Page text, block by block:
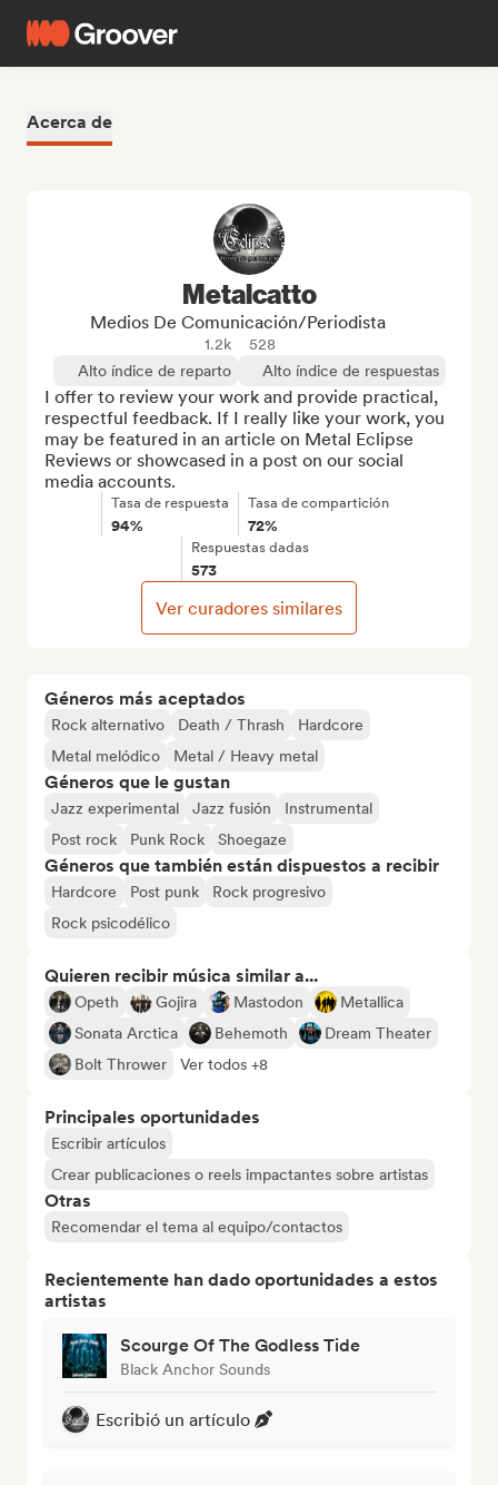
Acerca de
Géneros más aceptados
Rock alternativo Death / Thrash
Hardcore
Metal melódico
Metal / Heavy metal
Géneros que le gustan
Jazz experimental Jazz fusión
Instrumental
Post rock
Punk Rock Shoegaze
Géneros que también están dispuestos a recibir
Hardcore Post punk
Rock progresivo
Rock psicodélico
Quieren recibir música similar a...
Opeth Gojira Mastodon
Metallica
Sonata Arctica
Behemoth
Dream Theater
Bolt Thrower
Ver todos +8
Principales oportunidades
Escribir artículos
Crear publicaciones o reels impactantes sobre artistas
Otras
Recomendar el tema al equipo/contactos
Recientemente han dado oportunidades a estos
artistas
Scourge Of The Godless Tide
Black Anchor Sounds
Escribió un artículo
Metalcatto
Medios De Comunicación/Periodista
1.2k
528
Alto índice de reparto
Alto índice de respuestas
I offer to review your work and provide practical,
respectful feedback. If I really like your work, you
may be featured in an article on Metal Eclipse
Reviews or showcased in a post on our social
media accounts.
Tasa de respuesta
94%
Tasa de compartición
72%
Respuestas dadas
573
Ver curadores similares